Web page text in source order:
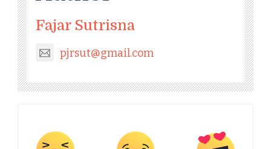
Fajar Sutrisna
pjrsut@gmail.com